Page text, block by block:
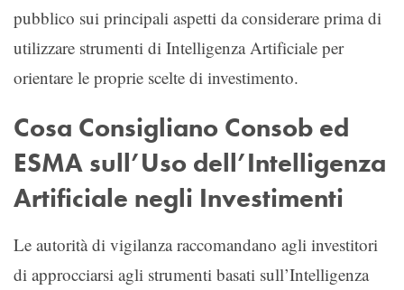
pubblico sui principali aspetti da considerare prima di
utilizzare strumenti di Intelligenza Artificiale per
orientare le proprie scelte di investimento.
Cosa Consigliano Consob ed
ESMA sull’Uso dell’Intelligenza
Artificiale negli Investimenti
Le autorità di vigilanza raccomandano agli investitori
di approcciarsi agli strumenti basati sull’Intelligenza